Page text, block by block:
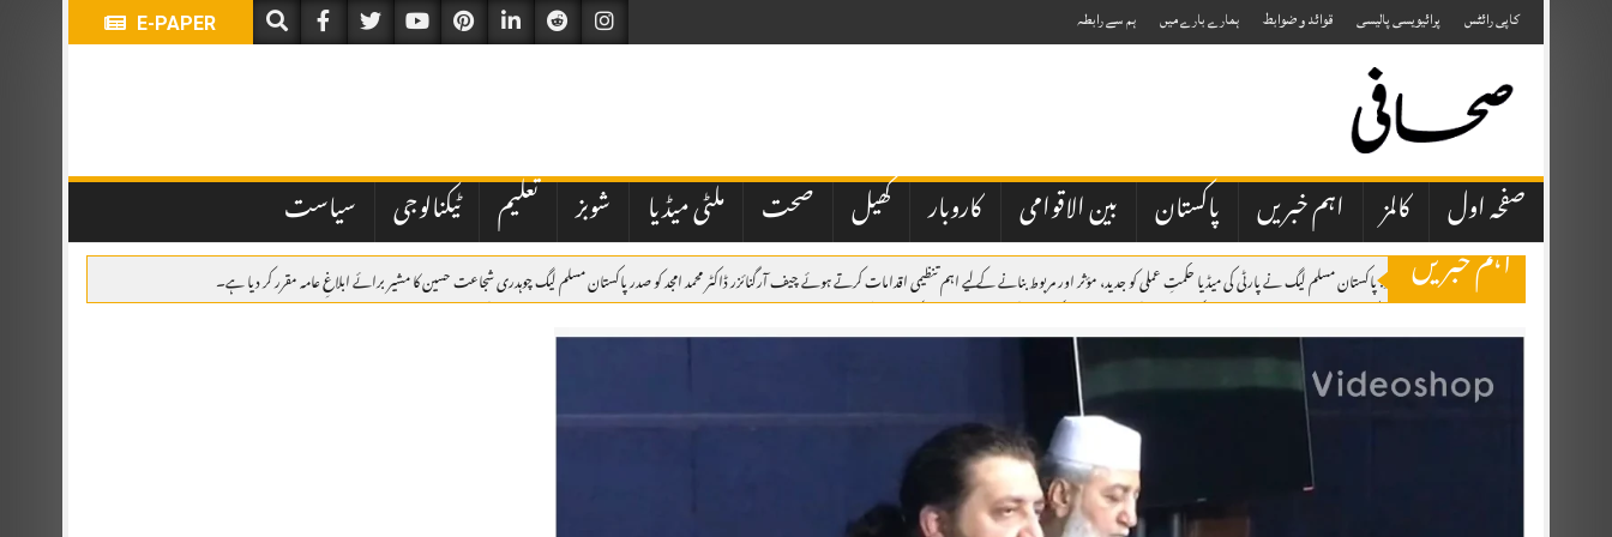
to
content
E-PAPER کاپی رائٹس پرائیویسی پالیسی قوائد و ضوابط ہمارے بارے میں ہم سے رابطہ
صفحہ اول کالمز اہم خبریں پاکستان بین الاقوامی کاروبار کھیل صحت ملٹی میڈیا شوبز تعلیم ٹیکنالوجی سیاست
اہم خبریںاسلام آباد: پاکستان مسلم لیگ نے پارٹی کی میڈیا حکمتِ عملی کو جدید، مؤثر اور مربوط بنانے کے لیے اہم تنظیمی اقدامات کرتے ہوئے چیف آرگنائزر ڈاکٹر محمد امجد کو صدر پاکستان مسلم لیگ چوہدری شجاعت حسین کا مشیر برائے ابلاغِ عامہ مقرر کر دیا ہے۔
اٹک میں یومِ استحصال کشمیر، ریلی، واک اور دعائیہ تقریبات، کشمیریوں کے حقِ خودارادیت کی حمایت کا اعادہ